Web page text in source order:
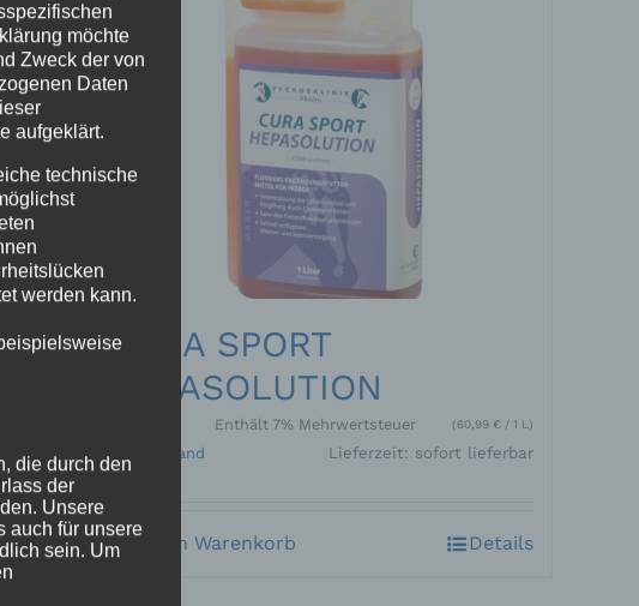
CURA SPORT
HEPASOLUTION
Enthält 7% Mehrwertsteuer (60,99 € / 1 L)
zzgl. Versand Lieferzeit: sofort lieferbar
In den Warenkorb Details
möchte
Zweck der von
Daten
aufgeklärt.
technische
werden kann.
die durch den
der
Unsere
auch für unsere
sein. Um